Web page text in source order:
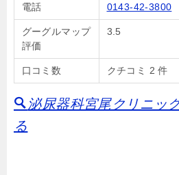
電話 0143-42-3800
グーグルマップ
評価
3.5
口コミ数 クチコミ 2 件
泌尿器科宮尾クリニッ
る